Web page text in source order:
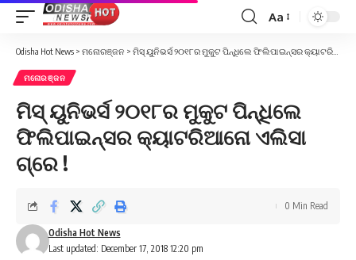
Font
Aa
Odisha Hot News > ମନୋରଞ୍ଜନ > ମିସ୍ ୟୁନିଭର୍ସ ୨୦୧୮ର ମୁକୁଟ ପିନ୍ଧିଲେ ଫିଲିପାଇନ୍ସର କ୍ୟାଟରିଆନୋ ଏଲିସା ଗ୍ରେ !
ମନୋରଞ୍ଜନ
ମିସ୍ ୟୁନିଭର୍ସ ୨୦୧୮ର ମୁକୁଟ ପିନ୍ଧିଲେ
ଫିଲିପାଇନ୍ସର କ୍ୟାଟରିଆନୋ ଏଲିସା
ଗ୍ରେ !
Last updated: December 17, 2018 12:20 pm
Odisha Hot News
0 Min Read